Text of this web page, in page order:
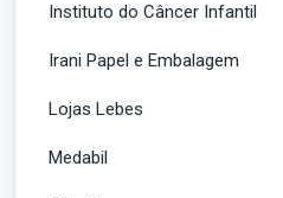
Instituto do Câncer Infantil
Irani Papel e Embalagem
Lojas Lebes
Medabil